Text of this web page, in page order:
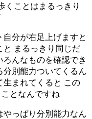
くことはまるっきり
分が右足上げますと
と まるっきり同じだ
んなものを確認でき
分別能力ついてくるん
生まれてくると この
となんですね
やっぱり分別能力なん